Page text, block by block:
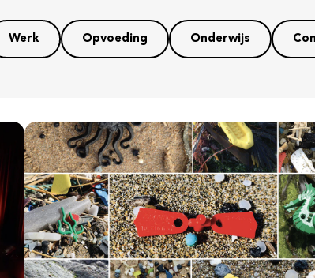
Werk Opvoeding Onderwijs